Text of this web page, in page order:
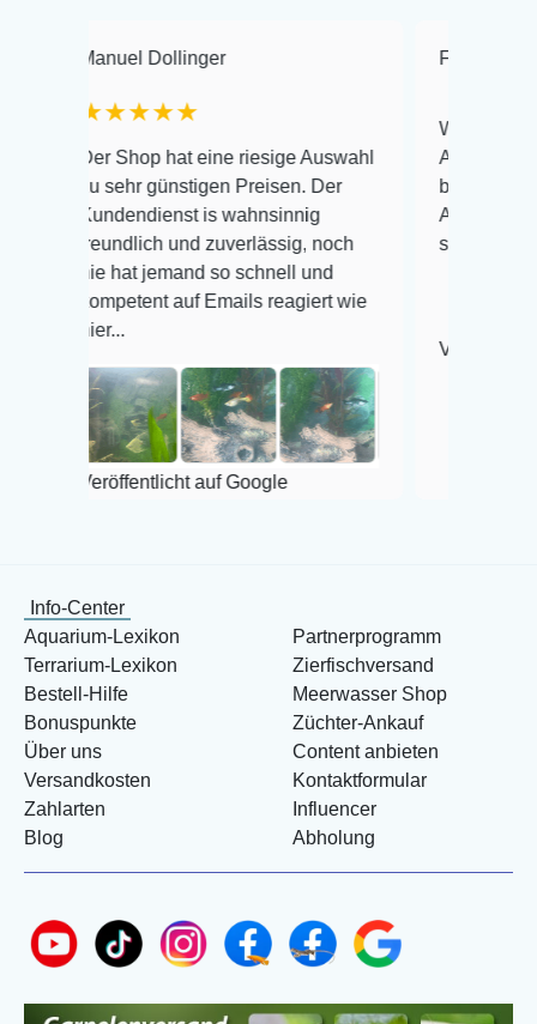
Dollinger
Shop hat eine riesige Auswahl
sehr günstigen Preisen. Der
is wahnsinnig
und zuverlässig, noch
hat jemand so schnell und
auf Emails reagiert wie
auf Google
Frank Hackmayer
Warenanlieferung Top
Auswahl plus
befinden der Fische
Alles ist quick
super Zustand. Gerne
Veröffentlicht auf
Info-Center
Aquarium-Lexikon
Terrarium-Lexikon
Bestell-Hilfe
Bonuspunkte
Über uns
Versandkosten
Zahlarten
Blog
Partnerprogramm
Zierfischversand
Meerwasser Shop
Züchter-Ankauf
Content anbieten
Kontaktformular
Influencer
Abholung